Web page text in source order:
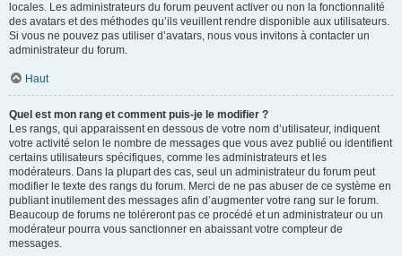
locales. Les administrateurs du forum peuvent activer ou non la fonctionnalité
des avatars et des méthodes qu’ils veuillent rendre disponible aux utilisateurs.
Si vous ne pouvez pas utiliser d’avatars, nous vous invitons à contacter un
administrateur du forum.
Haut
Quel est mon rang et comment puis-je le modifier ?
Les rangs, qui apparaissent en dessous de votre nom d’utilisateur, indiquent
votre activité selon le nombre de messages que vous avez publié ou identifient
certains utilisateurs spécifiques, comme les administrateurs et les
modérateurs. Dans la plupart des cas, seul un administrateur du forum peut
modifier le texte des rangs du forum. Merci de ne pas abuser de ce système en
publiant inutilement des messages afin d’augmenter votre rang sur le forum.
Beaucoup de forums ne toléreront pas ce procédé et un administrateur ou un
modérateur pourra vous sanctionner en abaissant votre compteur de
messages.